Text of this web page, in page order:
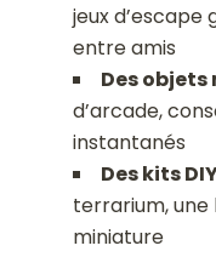
jeux d’escape
entre amis
Des objets
d’arcade,
instantanés
Des kits
terrarium,
miniature